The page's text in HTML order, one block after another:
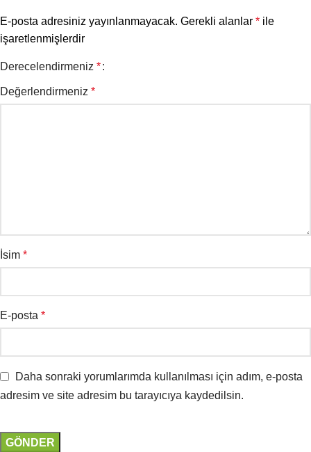
E-posta adresiniz yayınlanmayacak. Gerekli alanlar * ile
işaretlenmişlerdir
Derecelendirmeniz *
Değerlendirmeniz *
İsim *
E-posta *
Daha sonraki yorumlarımda kullanılması için adım, e-posta
adresim ve site adresim bu tarayıcıya kaydedilsin.